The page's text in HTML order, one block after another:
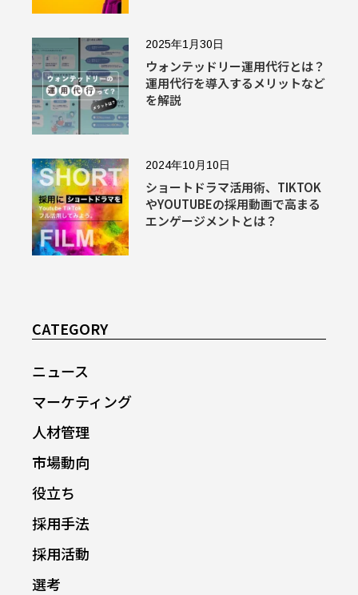
2025年1月30日
ウォンテッドリー運用代行とは？
運用代行を導入するメリットなど
を解説
2024年10月10日
ショートドラマ活用術、TIKTOK
やYOUTUBEの採用動画で高まる
エンゲージメントとは？
CATEGORY
ニュース
マーケティング
人材管理
市場動向
役立ち
採用手法
採用活動
選考